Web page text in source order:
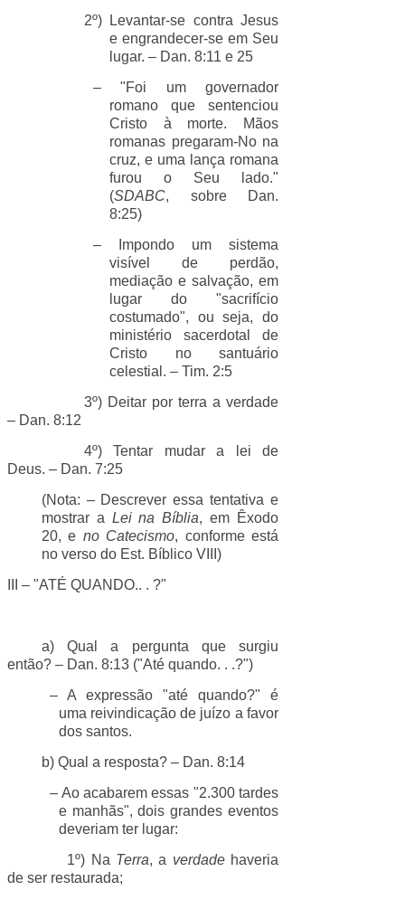
2º) Levantar-se contra Jesus
e engrandecer-se em Seu
lugar. – Dan. 8:11 e 25
– "Foi um governador
romano que sentenciou
Cristo à morte. Mãos
romanas pregaram-No na
cruz, e uma lança romana
furou o Seu lado."
(SDABC, sobre Dan.
8:25)
– Impondo um sistema
visível de perdão,
mediação e salvação, em
lugar do "sacrifício
costumado", ou seja, do
ministério sacerdotal de
Cristo no santuário
celestial. – Tim. 2:5
3º) Deitar por terra a verdade
– Dan. 8:12
4º) Tentar mudar a lei de
Deus. – Dan. 7:25
(Nota: – Descrever essa tentativa e
mostrar a Lei na Bíblia, em Êxodo
20, e no Catecismo, conforme está
no verso do Est. Bíblico VIII)
III – "ATÉ QUANDO.. . ?"
a) Qual a pergunta que surgiu
então? – Dan. 8:13 ("Até quando. . .?")
– A expressão "até quando?" é
uma reivindicação de juízo a favor
dos santos.
b) Qual a resposta? – Dan. 8:14
– Ao acabarem essas "2.300 tardes
e manhãs", dois grandes eventos
deveriam ter lugar:
1º) Na Terra, a verdade haveria
de ser restaurada;